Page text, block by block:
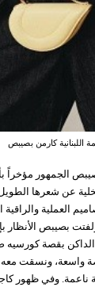
اللبنانية كارمن بصيبص
بصيبص الجمهور
عن شعرها الطويل
العملية والراقية
بصيبص الأنظار
بقصة كورسيه
واسعة، ونسقت معه
ناعمة. وفي ظهور